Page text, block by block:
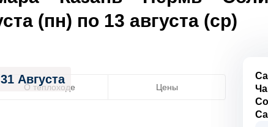
(пн) по 13 августа (ср)
Августа
О теплоходе Цены